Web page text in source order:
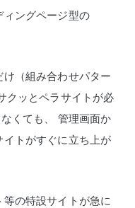
ングページ型の
（組み合わせパター
クッとペラサイトが必
くても、
管理画面か
トがすぐに立ち上が
の特設サイトが急に